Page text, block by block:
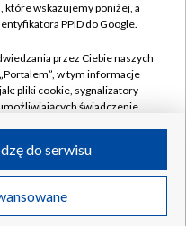
S.A. w likwidacji
które wskazujemy poniżej, a
PPID do Google.
przez Ciebie naszych
w tym informacje
pliki cookie, sygnalizatory
świadczenie
przez Ciebie
jak adresy IP, identyfikatory
do serwisu